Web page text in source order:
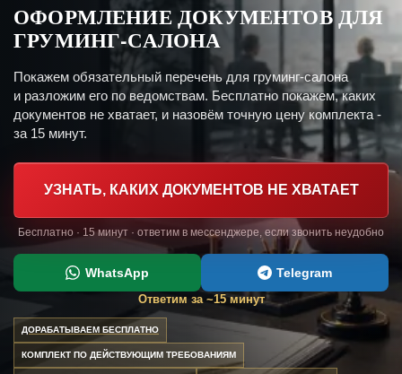
ОФОРМЛЕНИЕ ДОКУМЕНТОВ ДЛЯ
ГРУМИНГ-САЛОНА
Покажем обязательный перечень для груминг-салона
и разложим его по ведомствам. Бесплатно покажем, каких
документов не хватает, и назовём точную цену комплекта -
за 15 минут.
УЗНАТЬ, КАКИХ ДОКУМЕНТОВ НЕ ХВАТАЕТ
Бесплатно · 15 минут · ответим в мессенджере, если звонить неудобно
WhatsApp Telegram
Ответим за ~15 минут
ДОРАБАТЫВАЕМ БЕСПЛАТНО
КОМПЛЕКТ ПО ДЕЙСТВУЮЩИМ ТРЕБОВАНИЯМ